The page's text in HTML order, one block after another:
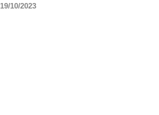
19/10/2023